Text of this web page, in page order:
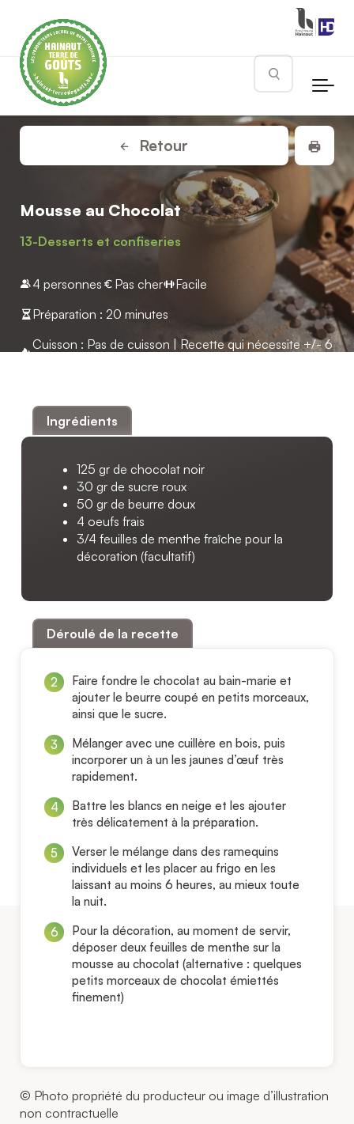
Rechercher
Retour
Mousse au Chocolat
13-Desserts et confiseries
4 personnes Pas cher
Facile
Préparation : 20 minutes
Cuisson : Pas de cuisson | Recette qui nécessite +/- 6
Ingrédients
125 gr de chocolat noir
30 gr de sucre roux
50 gr de beurre doux
4 oeufs frais
3/4 feuilles de menthe fraîche pour la
décoration (facultatif)
Déroulé de la recette
Faire fondre le chocolat au bain-marie et
ajouter le beurre coupé en petits morceaux,
ainsi que le sucre.
Mélanger avec une cuillère en bois, puis
incorporer un à un les jaunes d’œuf très
rapidement.
Battre les blancs en neige et les ajouter
très délicatement à la préparation.
Verser le mélange dans des ramequins
individuels et les placer au frigo en les
laissant au moins 6 heures, au mieux toute
la nuit.
Pour la décoration, au moment de servir,
déposer deux feuilles de menthe sur la
mousse au chocolat (alternative : quelques
petits morceaux de chocolat émiettés
finement)
© Photo propriété du producteur ou image d’illustration
non contractuelle